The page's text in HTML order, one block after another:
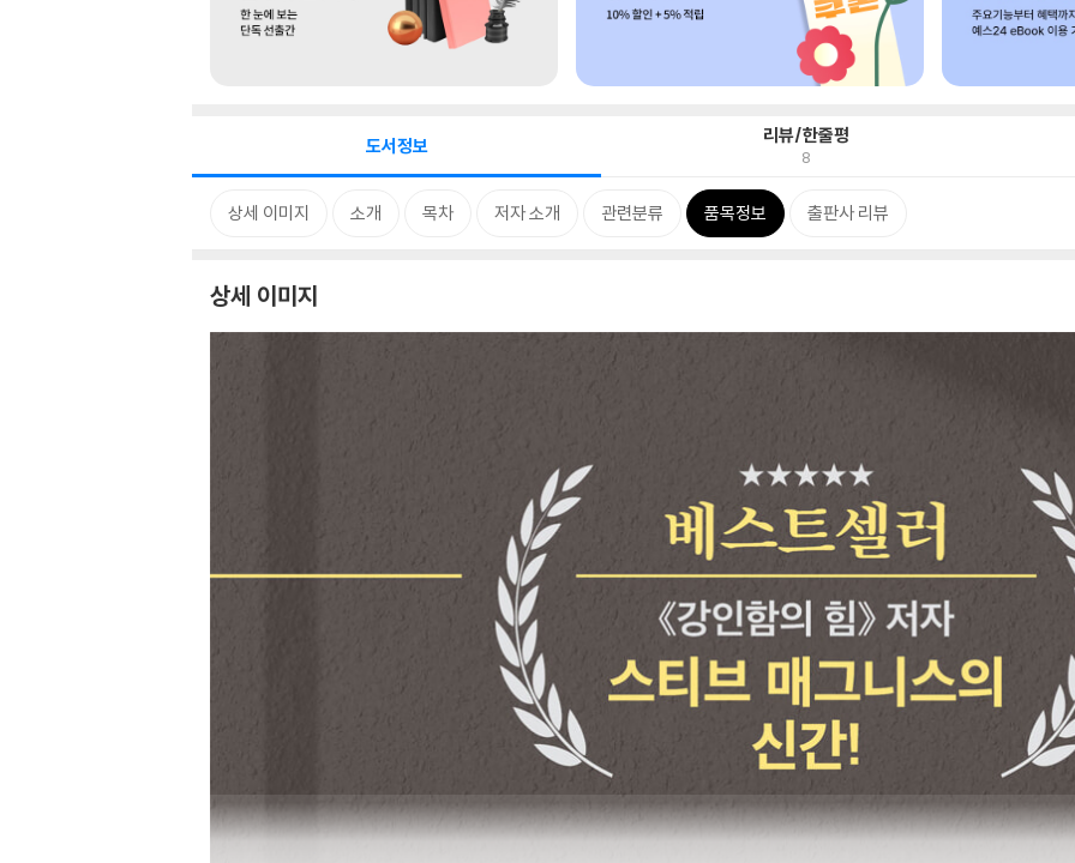
도서정보 리뷰/한줄평
8
상세 이미지 소개 목차 저자 소개 관련분류 품목정보 출판사 리뷰
상세 이미지